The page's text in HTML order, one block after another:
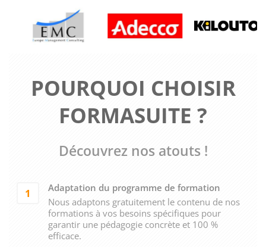
POURQUOI CHOISIR
FORMASUITE ?
Découvrez nos atouts !
1
Adaptation du programme de formation
Nous adaptons gratuitement le contenu de nos
formations à vos besoins spécifiques pour
garantir une pédagogie concrète et 100 %
efficace.